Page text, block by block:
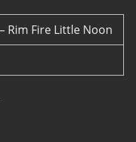
Rim Fire Little Noon